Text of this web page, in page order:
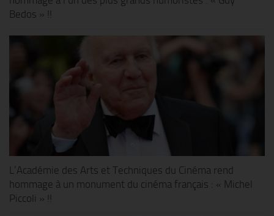
Bedos » !!
L’Académie des Arts et Techniques du Cinéma rend
hommage à un monument du cinéma français : « Michel
Piccoli » !!